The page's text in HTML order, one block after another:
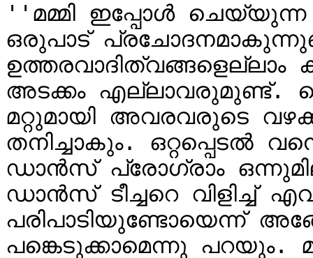
''മമ്മി ഇപ്പോൾ
ഒരുപാട്
ഉത്തരവാദിത്വങ്ങളെല്ലാം
അടക്കം എല്ലാവരുമുണ്ട്.
മറ്റുമായി അവരവരുടെ
തനിച്ചാകും. ഒറ്റപ്പെടൽ
ഡാൻസ് പ്രോഗ്രാം
ഡാൻസ് ടീച്ചറെ വിളിച്ച്
പരിപാടിയുണ്ടോയെന്ന്
പങ്കെടുക്കാമെന്നു പറയും.